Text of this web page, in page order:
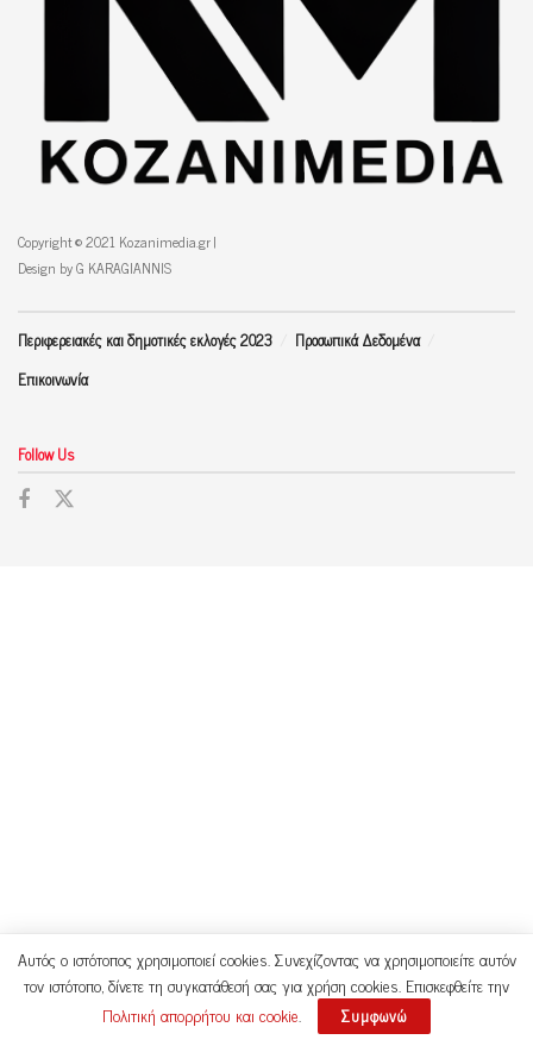
Copyright © 2021 Kozanimedia.gr |
Design by G KARAGIANNIS
Περιφερειακές και δημοτικές εκλογές 2023
Προσωπικά Δεδομένα
Επικοινωνία
Follow Us
Αυτός ο ιστότοπος χρησιμοποιεί cookies. Συνεχίζοντας να χρησιμοποιείτε αυτόν
τον ιστότοπο, δίνετε τη συγκατάθεσή σας για χρήση cookies. Επισκεφθείτε την
Πολιτική απορρήτου και cookie. Συμφωνώ